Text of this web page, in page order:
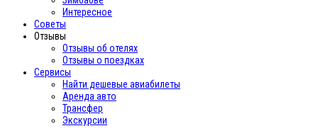
Интересное
Cоветы
Отзывы
Отзывы об отелях
Отзывы о поездках
Сервисы
Найти дешевые авиабилеты
Аренда авто
Трансфер
Экскурсии